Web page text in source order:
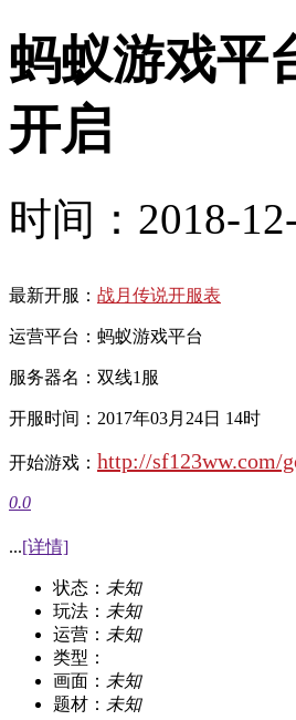
蚂蚁游戏平
开启
时间：2018-
最新开服： 战月传说开服表
运营平台：蚂蚁游戏平台
服务器名：双线1服
开服时间：2017年03月24日 14时
开始游戏： http://sf123ww.com/
0.0
...[详情]
状态： 未知
玩法： 未知
运营： 未知
类型：
画面： 未知
题材： 未知